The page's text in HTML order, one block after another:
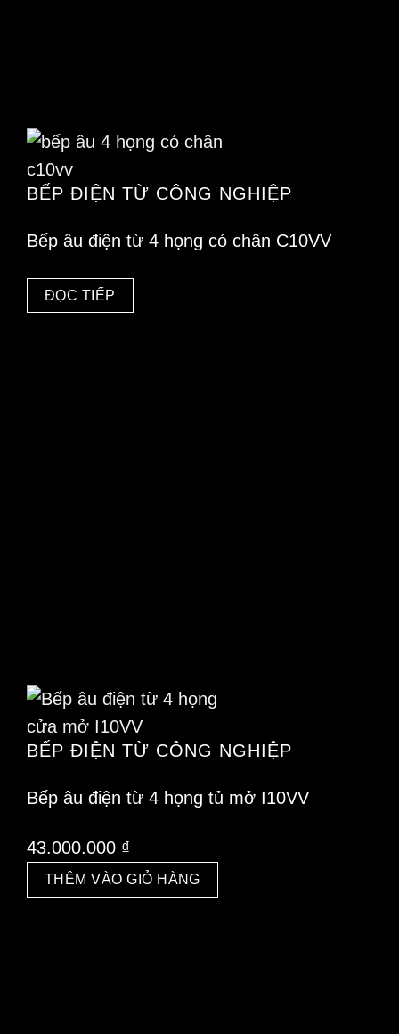
BẾP ĐIỆN TỪ CÔNG NGHIỆP
Bếp âu điện từ 4 họng có chân C10VV
ĐỌC TIẾP
BẾP ĐIỆN TỪ CÔNG NGHIỆP
Bếp âu điện từ 4 họng tủ mở I10VV
43.000.000 ₫
THÊM VÀO GIỎ HÀNG